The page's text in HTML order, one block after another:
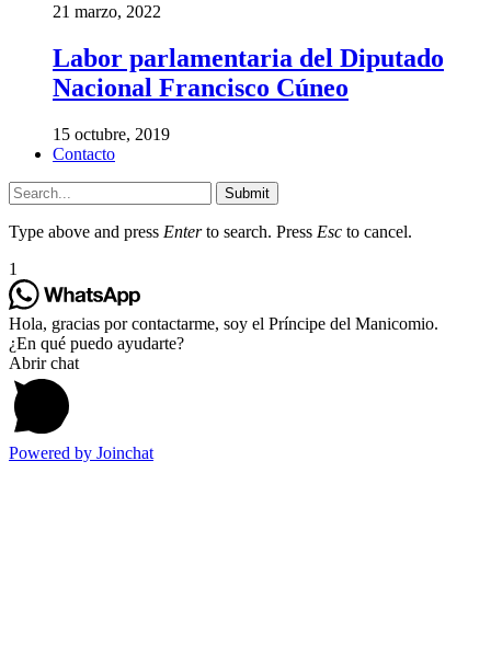
21 marzo, 2022
Labor parlamentaria del Diputado
Nacional Francisco Cúneo
15 octubre, 2019
Contacto
Submit
Type above and press Enterto search. Press Esc to cancel.
1
Hola, gracias por contactarme, soy el Príncipe del Manicomio.
¿En qué puedo ayudarte?
Abrir chat
Powered by Joinchat